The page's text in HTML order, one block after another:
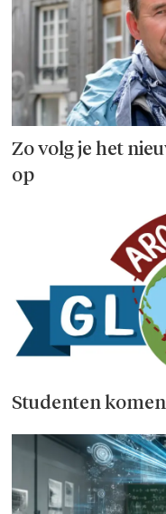
Zo volg je het
op
Studenten